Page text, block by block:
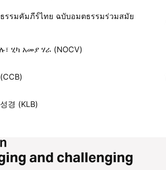
รรมคัมภีร์ไทย ฉบับอมตธรรมร่วมสมัย
ሂካ አመያ ሃራ (NOCV)
경 (KLB)
and challenging